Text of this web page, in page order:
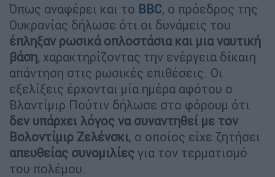
Όπως αναφέρει και το BBC, ο πρόεδρος της
Ουκρανίας δήλωσε ότι οι δυνάμεις του
έπληξαν ρωσικά οπλοστάσια και μια ναυτική
βάση, χαρακτηρίζοντας την ενέργεια δίκαιη
απάντηση στις ρωσικές επιθέσεις. Οι
εξελίξεις έρχονται μία ημέρα αφότου ο
Βλαντίμιρ Πούτιν δήλωσε στο φόρουμ ότι
δεν υπάρχει λόγος να συναντηθεί με τον
Βολοντίμιρ Ζελένσκι, ο οποίος είχε ζητήσει
απευθείας συνομιλίες για τον τερματισμό
του πολέμου.